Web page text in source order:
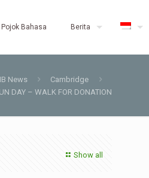
Pojok Bahasa Berita
News
Cambridge
DAY – WALK FOR DONATION
Show all